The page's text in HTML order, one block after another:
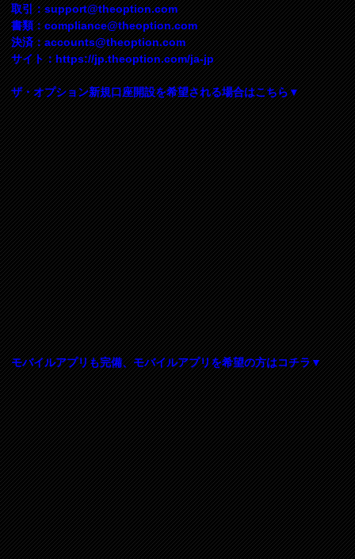
取引：support@theoption.com
書類：compliance@theoption.com
決済：accounts@theoption.com
サイト：https://jp.theoption.com/ja-jp
ザ・オプション新規口座開設を希望される場合はこちら▼
モバイルアプリも完備、モバイルアプリを希望の方はコチラ▼